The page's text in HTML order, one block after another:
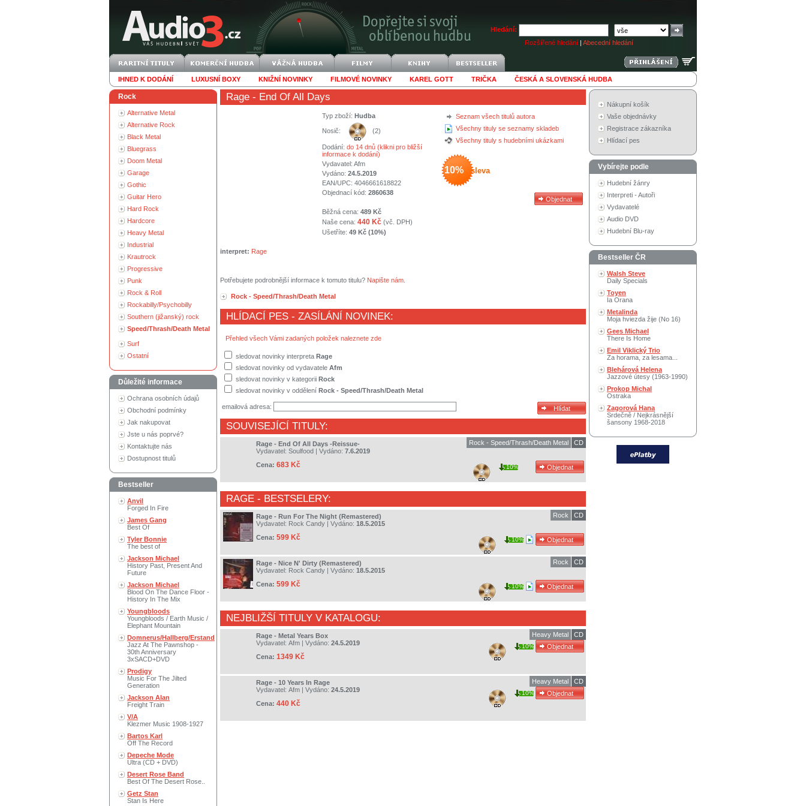
Hledání:
Rozšířené hledání | Abecední hledání
IHNED K DODÁNÍ LUXUSNÍ BOXY KNIŽNÍ NOVINKY FILMOVÉ NOVINKY KAREL GOTT TRIČKA ČESKÁ A SLOVENSKÁ HUDBA
Rock
Alternative Metal
Alternative Rock
Black Metal
Bluegrass
Doom Metal
Garage
Gothic
Guitar Hero
Hard Rock
Hardcore
Heavy Metal
Industrial
Krautrock
Progressive
Punk
Rock & Roll
Rockabilly/Psychobilly
Southern (jižanský) rock
Speed/Thrash/Death Metal
Surf
Ostatní
Důležité informace
Ochrana osobních údajů
Obchodní podmínky
Jak nakupovat
Jste u nás poprvé?
Kontaktujte nás
Dostupnost titulů
Bestseller
Anvil
Forged In Fire
James Gang
Best Of
Tyler Bonnie
The best of
Jackson Michael
History Past, Present And
Future
Jackson Michael
Blood On The Dance Floor -
History In The Mix
Youngbloods
Youngbloods / Earth Music /
Elephant Mountain
Domnerus/Hallberg/Erstand
Jazz At The Pawnshop -
30th Anniversary
3xSACD+DVD
Prodigy
Music For The Jilted
Generation
Jackson Alan
Freight Train
V/A
Klezmer Music 1908-1927
Bartos Karl
Off The Record
Depeche Mode
Ultra (CD + DVD)
Desert Rose Band
Best Of The Desert Rose..
Getz Stan
Stan Is Here
Rage - End Of All Days
Seznam všech titulů autora
Všechny tituly se seznamy skladeb
Všechny tituly s hudebními ukázkami
10% sleva
Typ zboží: Hudba
Nosič: (2)
Dodání: do 14 dnů (klikni pro bližší
informace k dodání)
Vydavatel: Afm
Vydáno: 24.5.2019
EAN/UPC: 4046661618822
Objednací kód: 2860638
Běžná cena: 489 Kč
Naše cena: 440 Kč (vč. DPH)
Ušetříte: 49 Kč (10%)
interpret: Rage
Potřebujete podrobnější informace k tomuto titulu? Napište nám
Rock - Speed/Thrash/Death Metal
HLÍDACÍ PES - ZASÍLÁNÍ NOVINEK:
Přehled všech Vámi zadaných položek naleznete zde
sledovat novinky interpreta Rage
sledovat novinky od vydavatele Afm
sledovat novinky v kategorii Rock
sledovat novinky v oddělení Rock - Speed/Thrash/Death Metal
emailová adresa:
SOUVISEJÍCÍ TITULY:
Rage - End Of All Days -Reissue-
Vydavatel: Soulfood | Vydáno: 7.6.2019
Cena: 683 Kč
CD
Rock - Speed/Thrash/Death Metal
10%
RAGE - BESTSELERY:
Rage - Run For The Night (Remastered)
Vydavatel: Rock Candy | Vydáno: 18.5.2015
Cena: 599 Kč
CD
Rock
10%
Rage - Nice N' Dirty (Remastered)
Vydavatel: Rock Candy | Vydáno: 18.5.2015
Cena: 599 Kč
CD
Rock
10%
NEJBLIŽŠÍ TITULY V KATALOGU:
Rage - Metal Years Box
Vydavatel: Afm | Vydáno: 24.5.2019
Cena: 1349 Kč
CD
Heavy Metal
10%
Rage - 10 Years In Rage
Vydavatel: Afm | Vydáno: 24.5.2019
Cena: 440 Kč
CD
Heavy Metal
10%
Nákupní košík
Vaše objednávky
Registrace zákazníka
Hlídací pes
Vybírejte podle
Hudební žánry
Interpreti - Autoři
Vydavatelé
Audio DVD
Hudební Blu-ray
Bestseller ČR
Walsh Steve
Daily Specials
Toyen
Ia Orana
Metalinda
Moja hviezda žije (No 16)
Gees Michael
There Is Home
Emil Viklický Trio
Za horama, za lesama...
Blehárová Helena
Jazzové útesy (1963-1990)
Prokop Michal
Ostraka
Zagorová Hana
Srdečně / Nejkrásnější
šansony 1968-2018